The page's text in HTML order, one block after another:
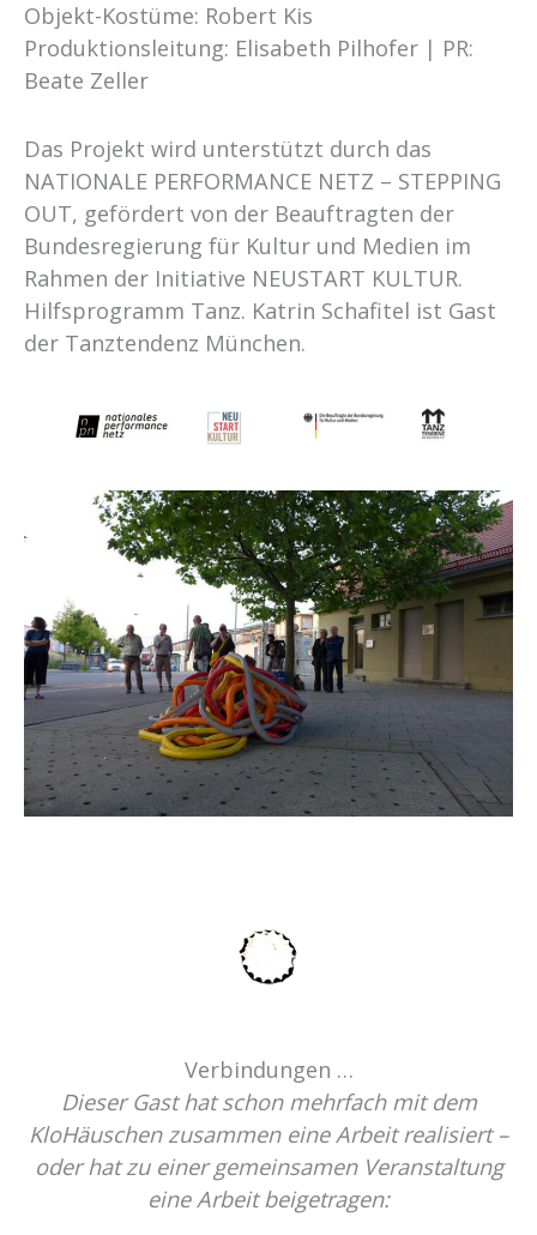
Objekt-Kostüme: Robert Kis
Produktionsleitung: Elisabeth Pilhofer | PR:
Beate Zeller
Das Projekt wird unterstützt durch das
NATIONALE PERFORMANCE NETZ – STEPPING
OUT, gefördert von der Beauftragten der
Bundesregierung für Kultur und Medien im
Rahmen der Initiative NEUSTART KULTUR.
Hilfsprogramm Tanz. Katrin Schafitel ist Gast
der Tanztendenz München.
Verbindungen …
Dieser Gast hat schon mehrfach mit dem
KloHäuschen zusammen eine Arbeit realisiert –
oder hat zu einer gemeinsamen Veranstaltung
eine Arbeit beigetragen: